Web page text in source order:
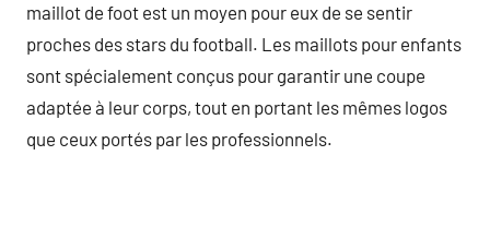
maillot de foot est un moyen pour eux de se sentir
proches des stars du football. Les maillots pour enfants
sont spécialement conçus pour garantir une coupe
adaptée à leur corps, tout en portant les mêmes logos
que ceux portés par les professionnels.